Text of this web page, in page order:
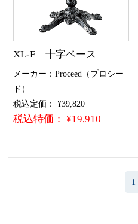
XL-F 十字ベース
メーカー：Proceed（プロシー
ド）
税込定価： ¥39,820
税込特価： ¥19,910
1